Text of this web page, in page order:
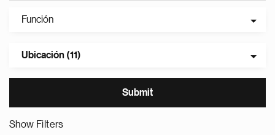
Función
Ubicación (11)
Show Filters